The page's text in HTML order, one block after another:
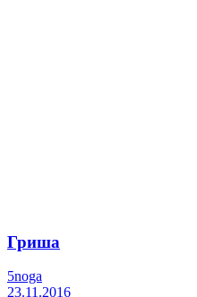
Гриша
5noga
23.11.2016